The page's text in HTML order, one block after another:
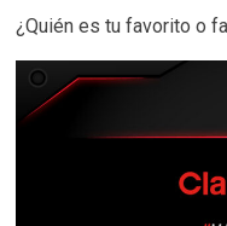
¿Quién es tu favorito o